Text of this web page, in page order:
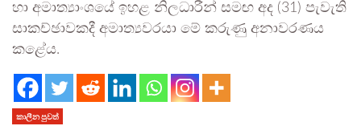
හා අමාත්‍යාංශයේ ඉහළ නිලධාරීන් සමඟ අද (31) පැවැති
සාකච්ඡාවකදී අමාත්‍යවරයා මේ කරුණු අනාවරණය
කළේය.
කාලීන පුවත්